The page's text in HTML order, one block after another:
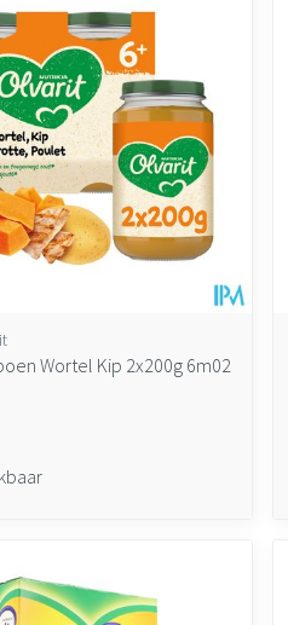
Wortel Kip 2x200g 6m02